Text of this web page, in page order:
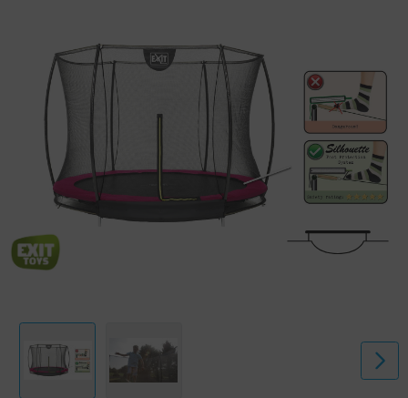
und ist mit einem speziell entwickelten Fußschutzsystem versehen,
sodass dein Fuß nicht zwischen die Federn kommen kann. Die kräftigen
Federn stehen Garant für gute Sprungkraft. Der Rahmen des Silhouette
Trampolins ist galvanisiert und pulverbeschichtet sodass Rost keine
Chance hat. Erlebe endlos viel Springspaß auf den EXIT Silhouette
Trampolinen!